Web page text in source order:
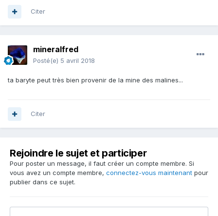
Citer
mineralfred
Posté(e) 5 avril 2018
ta baryte peut très bien provenir de la mine des malines...
Citer
Rejoindre le sujet et participer
Pour poster un message, il faut créer un compte membre. Si
vous avez un compte membre, connectez-vous maintenant pour
publier dans ce sujet.